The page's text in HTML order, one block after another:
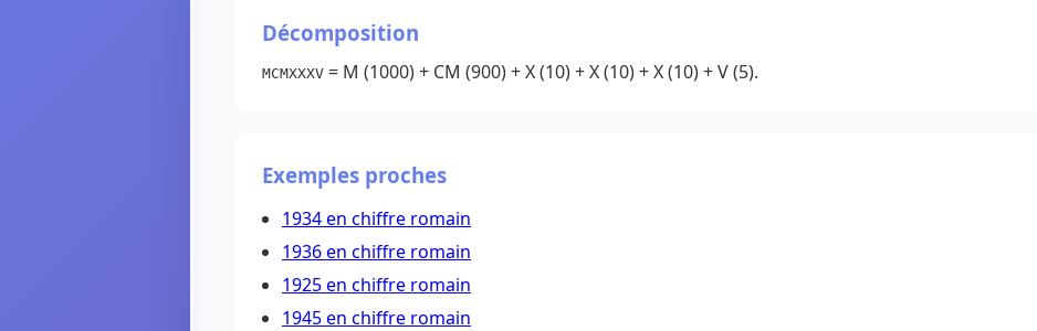
Décomposition
MCMXXXV = M (1000) + CM (900) + X (10) + X (10) + X (10) + V (5).
Exemples proches
1934 en chiffre romain
1936 en chiffre romain
1925 en chiffre romain
1945 en chiffre romain